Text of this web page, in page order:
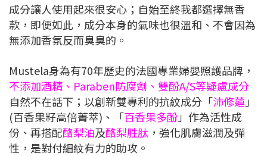
成分讓人使用起來很安心；自始至終我都選擇無香
款，即便如此，成分本身的氣味也很溫和、不會因為
無添加香氛反而臭臭的。
Mustela身為有70年歷史的法國專業婦嬰照護品牌，
不添加酒精、Paraben防腐劑、雙酚A/S等疑慮成分
自然不在話下；以創新雙專利的抗紋成分「沛修蓮 」
(百香果籽高倍菁萃)、「百香果多酚」作為活性成
份、再搭配酪梨油及酪梨胜肽 ，強化肌膚滋潤及彈
性，是對付細紋有力的助攻。